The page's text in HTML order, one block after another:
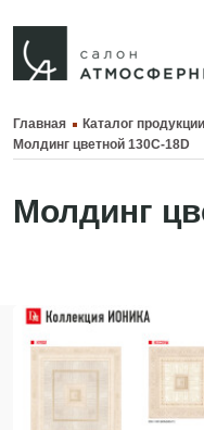
Главная Каталог продукции
Молдинг цветной 130C-18D
Молдинг